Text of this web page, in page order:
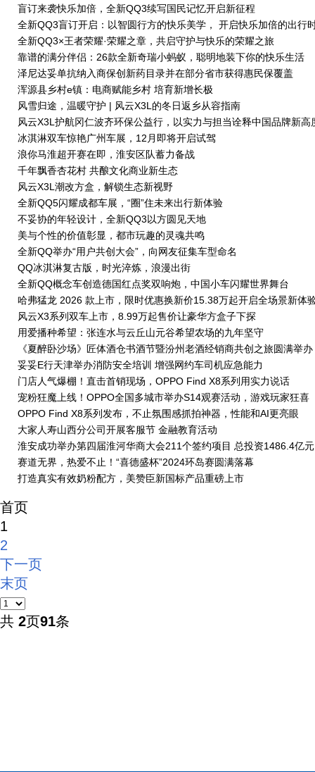
代
盲订来袭快乐加倍，全新QQ3续写国民记忆开启新征程
全新QQ3盲订开启：以智圆行方的快乐美学， 开启快乐加倍的出行
全新QQ3×王者荣耀·荣耀之章，共启守护与快乐的荣耀之旅
靠谱的满分伴侣：26款全新奇瑞小蚂蚁，聪明地装下你的快乐生活
泽尼达妥单抗纳入商保创新药目录并在部分省市获得惠民保覆盖
浑源县乡村e镇：电商赋能乡村 培育新增长极
风雪归途，温暖守护 | 风云X3L的冬日返乡从容指南
风云X3L护航冈仁波齐环保公益行，以实力与担当诠释中国品牌新高
冰淇淋双车惊艳广州车展，12月即将开启试驾
浪你马淮超开赛在即，淮安区队蓄力备战
千年飘香杏花村 共酿文化商业新生态
风云X3L潮改方盒，解锁生态新视野
全新QQ5闪耀成都车展，“圈”住未来出行新体验
不妥协的年轻设计，全新QQ3以方圆见天地
美与个性的价值彰显，都市玩趣的灵魂共鸣
全新QQ举办“用户共创大会”，向网友征集车型命名
QQ冰淇淋复古版，时光淬炼，浪漫出街
全新QQ概念车创造德国红点奖双响炮，中国小车闪耀世界舞台
哈弗猛龙 2026 款上市，限时优惠换新价15.38万起开启全场景新体
风云X3系列双车上市，8.99万起售价让豪华方盒子下探
用爱播种希望：张连水与云丘山元谷希望农场的九年坚守
《夏醉卧沙场》匠体酒仓书酒节暨汾州老酒经销商共创之旅圆满举办
妥妥E行天津举办消防安全培训 增强网约车司机应急能力
门店人气爆棚！直击首销现场，OPPO Find X8系列用实力说话
宠粉狂魔上线！OPPO全国多城市举办S14观赛活动，游戏玩家狂喜
OPPO Find X8系列发布，不止氛围感抓拍神器，性能和AI更亮眼
大家人寿山西分公司开展客服节 金融教育活动
淮安成功举办第四届淮河华商大会211个签约项目 总投资1486.4亿元
赛道无界，热爱不止！“喜德盛杯”2024环岛赛圆满落幕
打造真实有效奶粉配方，美赞臣新国标产品重磅上市
首页
1
2
下一页
末页
共 2页91条